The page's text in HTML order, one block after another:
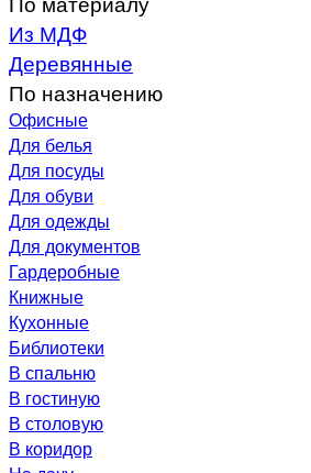
Из МДФ
Деревянные
По назначению
Офисные
Для белья
Для посуды
Для обуви
Для одежды
Для документов
Гардеробные
Книжные
Кухонные
Библиотеки
В спальню
В гостиную
В столовую
В коридор